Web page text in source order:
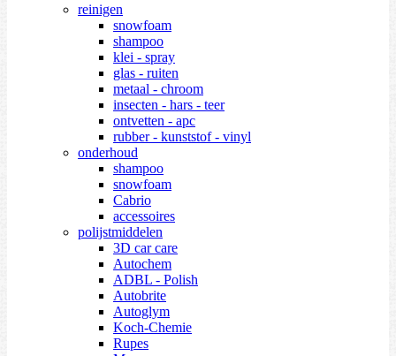
reinigen
snowfoam
shampoo
klei - spray
glas - ruiten
metaal - chroom
insecten - hars - teer
ontvetten - apc
rubber - kunststof - vinyl
onderhoud
shampoo
snowfoam
Cabrio
accessoires
polijstmiddelen
3D car care
Autochem
ADBL - Polish
Autobrite
Autoglym
Koch-Chemie
Rupes